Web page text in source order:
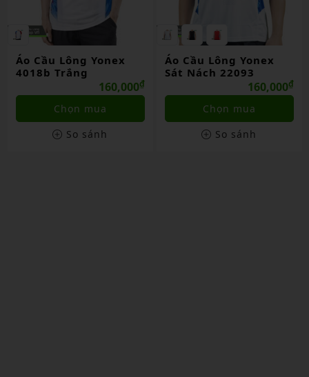
Áo Cầu Lông Yonex
4018b Trắng
160,000₫
Chọn mua
So sánh
Áo Cầu Lông Yonex
Sát Nách 22093
160,000₫
Chọn mua
So sánh